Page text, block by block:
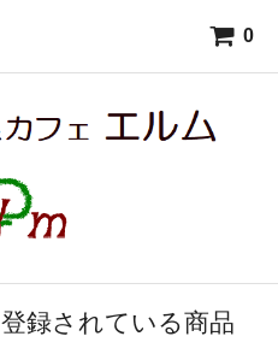
0
録されている商品